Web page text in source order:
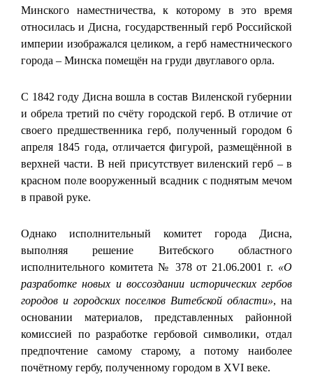
Минского наместничества, к которому в это время
относилась и Дисна, государственный герб Российской
империи изображался целиком, а герб наместнического
города – Минска помещён на груди двуглавого орла.
С 1842 году Дисна вошла в состав Виленской губернии
и обрела третий по счёту городской герб. В отличие от
своего предшественника герб, полученный городом 6
апреля 1845 года, отличается фигурой, размещённой в
верхней части. В ней присутствует виленский герб – в
красном поле вооруженный всадник с поднятым мечом
в правой руке.
Однако исполнительный комитет города Дисна,
выполняя решение Витебского областного
исполнительного комитета № 378 от 21.06.2001 г. «О
разработке новых и воссоздании исторических гербов
городов и городских поселков Витебской области», на
основании материалов, представленных районной
комиссией по разработке гербовой символики, отдал
предпочтение самому старому, а потому наиболее
почётному гербу, полученному городом в XVI веке.